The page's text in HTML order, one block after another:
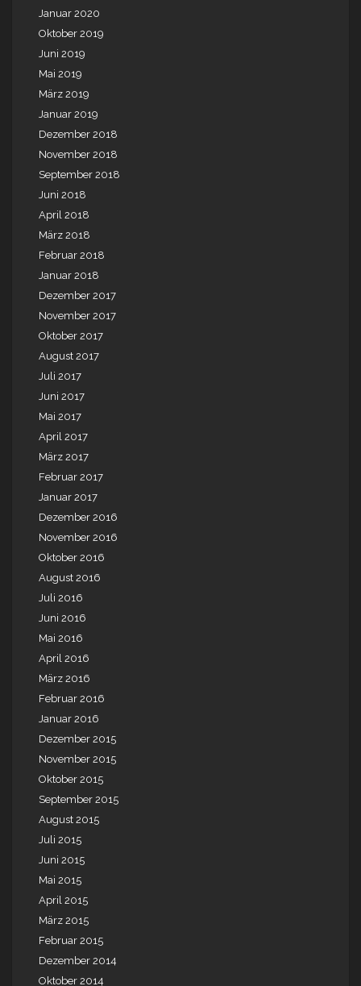
Januar 2020
Oktober 2019
Juni 2019
Mai 2019
März 2019
Januar 2019
Dezember 2018
November 2018
September 2018
Juni 2018
April 2018
März 2018
Februar 2018
Januar 2018
Dezember 2017
November 2017
Oktober 2017
August 2017
Juli 2017
Juni 2017
Mai 2017
April 2017
März 2017
Februar 2017
Januar 2017
Dezember 2016
November 2016
Oktober 2016
August 2016
Juli 2016
Juni 2016
Mai 2016
April 2016
März 2016
Februar 2016
Januar 2016
Dezember 2015
November 2015
Oktober 2015
September 2015
August 2015
Juli 2015
Juni 2015
Mai 2015
April 2015
März 2015
Februar 2015
Dezember 2014
Oktober 2014